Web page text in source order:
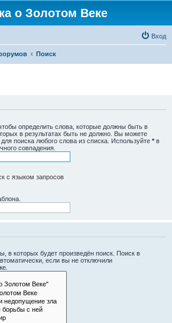
о Золотом Веке
Вход
Поиск
чтобы определить слова, которые должны быть в
в результатах быть не должно. Вы можете
для поиска любого слова из списка. Используйте * в
совпадения.
с языком запросов
в которых будет произведён поиск. Поиск в
если вы не отключили